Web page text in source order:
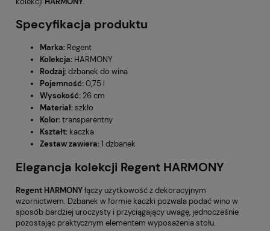
Specyfikacja produktu
Marka: Regent
Kolekcja: HARMONY
Rodzaj:dzbanek do wina
Pojemność:0,75 l
Wysokość: 26 cm
Materiał:szkło
Kolor:transparentny
Kształt: kaczka
Zestaw zawiera:1 dzbanek
Elegancja kolekcji Regent HARMONY
Regent HARMONYłączy użytkowość z dekoracyjnym
wzornictwem. Dzbanek w formie kaczki pozwala podać wino w
sposób bardziej uroczysty i przyciągający uwagę, jednocześnie
pozostając praktycznym elementem wyposażenia stołu.